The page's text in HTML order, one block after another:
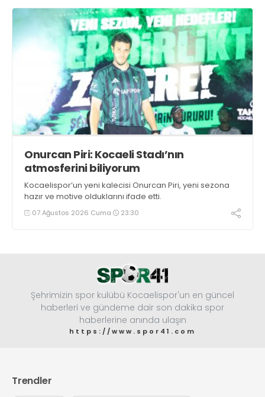
Onurcan Piri: Kocaeli Stadı’nın
atmosferini biliyorum
Kocaelispor’un yeni kalecisi Onurcan Piri, yeni sezona
hazır ve motive olduklarını ifade etti.
07 Ağustos 2026 Cuma 23:30
Şehrimizin spor kulübü Kocaelispor'un en güncel
haberleri ve gündeme dair son dakika spor
haberlerine anında ulaşın
https://www.spor41.com
Trendler